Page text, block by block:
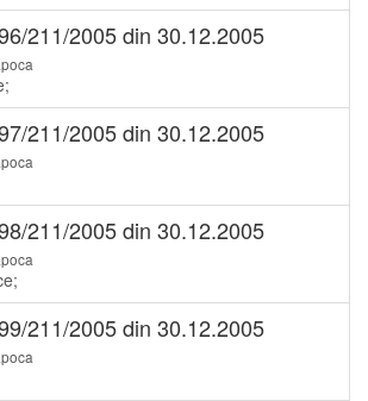
211/2005 din 30.12.2005
211/2005 din 30.12.2005
211/2005 din 30.12.2005
211/2005 din 30.12.2005